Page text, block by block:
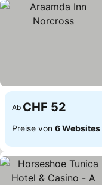
Ab CHF 52
Preise von 6 Websites